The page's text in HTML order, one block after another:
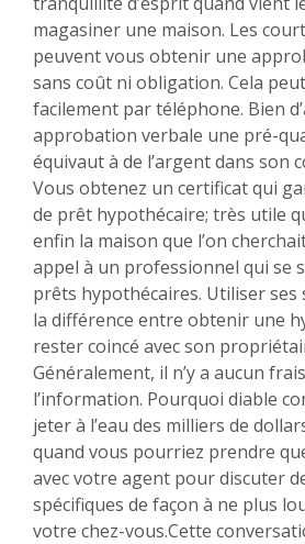
magasiner une maison. Les
peuvent vous obtenir une
sans coût ni obligation. Cela
facilement par téléphone. Bien
approbation verbale une pré-
équivaut à de l’argent dans son
Vous obtenez un certificat qui
de prêt hypothécaire; très utile
enfin la maison que l’on
appel à un professionnel qui se
prêts hypothécaires. Utiliser ses
la différence entre obtenir une
rester coincé avec son
Généralement, il n’y a aucun
l’information. Pourquoi diable
jeter à l’eau des milliers de
quand vous pourriez prendre
avec votre agent pour discuter
spécifiques de façon à ne plus
votre chez-vous.Cette